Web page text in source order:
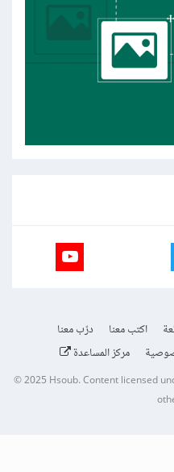
اكتب معنا
درّب معنا
مركز المساعدة
© 2025 Hsoub.Content licensed